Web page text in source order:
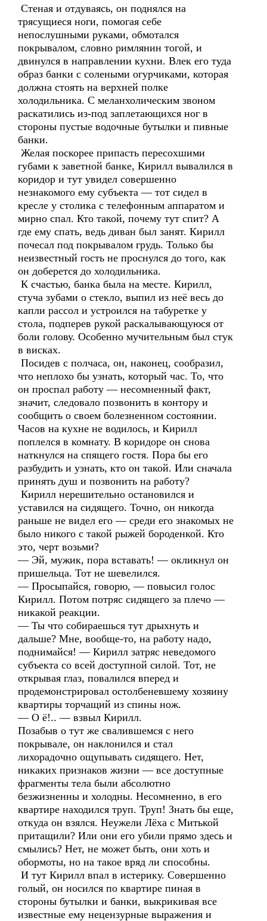
Стеная и отдуваясь, он поднялся на
трясущиеся ноги, помогая себе
непослушными руками, обмотался
покрывалом, словно римлянин тогой, и
двинулся в направлении кухни. Влек его туда
образ банки с солеными огурчиками, которая
должна стоять на верхней полке
холодильника. С меланхолическим звоном
раскатились из-под заплетающихся ног в
стороны пустые водочные бутылки и пивные
банки.
Желая поскорее припасть пересохшими
губами к заветной банке, Кирилл вывалился в
коридор и тут увидел совершенно
незнакомого ему субъекта — тот сидел в
кресле у столика с телефонным аппаратом и
мирно спал. Кто такой, почему тут спит? А
где ему спать, ведь диван был занят. Кирилл
почесал под покрывалом грудь. Только бы
неизвестный гость не проснулся до того, как
он доберется до холодильника.
К счастью, банка была на месте. Кирилл,
стуча зубами о стекло, выпил из неё весь до
капли рассол и устроился на табуретке у
стола, подперев рукой раскалывающуюся от
боли голову. Особенно мучительным был стук
в висках.
Посидев с полчаса, он, наконец, сообразил,
что неплохо бы узнать, который час. То, что
он проспал работу — несомненный факт,
значит, следовало позвонить в контору и
сообщить о своем болезненном состоянии.
Часов на кухне не водилось, и Кирилл
поплелся в комнату. В коридоре он снова
наткнулся на спящего гостя. Пора бы его
разбудить и узнать, кто он такой. Или сначала
принять душ и позвонить на работу?
Кирилл нерешительно остановился и
уставился на сидящего. Точно, он никогда
раньше не видел его — среди его знакомых не
было никого с такой рыжей бороденкой. Кто
это, черт возьми?
— Эй, мужик, пора вставать! — окликнул он
пришельца. Тот не шевелился.
— Просыпайся, говорю, — повысил голос
Кирилл. Потом потряс сидящего за плечо —
никакой реакции.
— Ты что собираешься тут дрыхнуть и
дальше? Мне, вообще-то, на работу надо,
поднимайся! — Кирилл затряс неведомого
субъекта со всей доступной силой. Тот, не
открывая глаз, повалился вперед и
продемонстрировал остолбеневшему хозяину
квартиры торчащий из спины нож.
— О ё!.. — взвыл Кирилл.
Позабыв о тут же свалившемся с него
покрывале, он наклонился и стал
лихорадочно ощупывать сидящего. Нет,
никаких признаков жизни — все доступные
фрагменты тела были абсолютно
безжизненны и холодны. Несомненно, в его
квартире находился труп. Труп! Знать бы еще,
откуда он взялся. Неужели Лёха с Митькой
притащили? Или они его убили прямо здесь и
смылись? Нет, не может быть, они хоть и
обормоты, но на такое вряд ли способны.
И тут Кирилл впал в истерику. Совершенно
голый, он носился по квартире пиная в
стороны бутылки и банки, выкрикивая все
известные ему нецензурные выражения и